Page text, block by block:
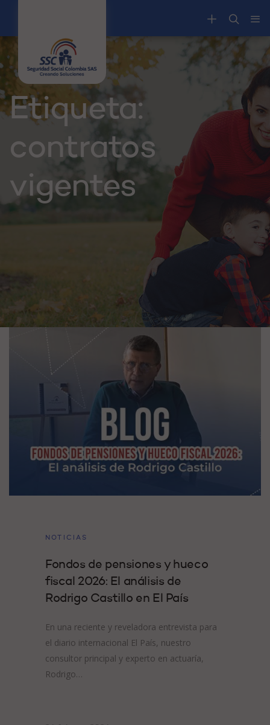
Etiqueta:
contratos
vigentes
NOTICIAS
Fondos de pensiones y hueco
fiscal 2026: El análisis de
Rodrigo Castillo en El País
En una reciente y reveladora entrevista para
el diario internacional El País, nuestro
consultor principal y experto en actuaría,
Rodrigo…